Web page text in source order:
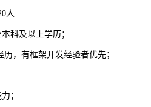
人
科及以上学历；
历，有框架开发经验者优先；
；